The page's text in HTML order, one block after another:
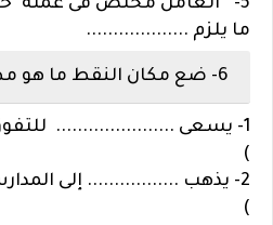
5- " العامل مخلص فى عمله
ما يلزم ...................
6- ضع مكان النقط ما هو مطلوب أمامه :-
1- يسعى ......................
)
2- يذهب ................. إلى
)